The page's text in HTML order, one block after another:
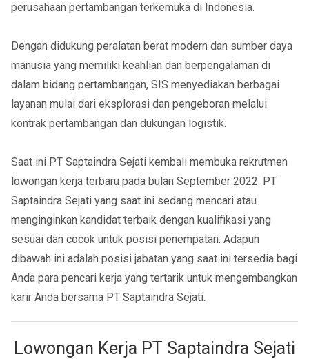
perusahaan pertambangan terkemuka di Indonesia.
Dengan didukung peralatan berat modern dan sumber daya
manusia yang memiliki keahlian dan berpengalaman di
dalam bidang pertambangan, SIS menyediakan berbagai
layanan mulai dari eksplorasi dan pengeboran melalui
kontrak pertambangan dan dukungan logistik.
Saat ini PT Saptaindra Sejati kembali membuka rekrutmen
lowongan kerja terbaru pada bulan September 2022. PT
Saptaindra Sejati yang saat ini sedang mencari atau
menginginkan kandidat terbaik dengan kualifikasi yang
sesuai dan cocok untuk posisi penempatan. Adapun
dibawah ini adalah posisi jabatan yang saat ini tersedia bagi
Anda para pencari kerja yang tertarik untuk mengembangkan
karir Anda bersama PT Saptaindra Sejati.
Lowongan Kerja PT Saptaindra Sejati